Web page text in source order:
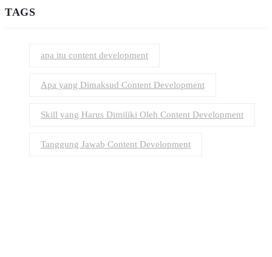
TAGS
apa itu content development
Apa yang Dimaksud Content Development
Skill yang Harus Dimiliki Oleh Content Development
Tanggung Jawab Content Development